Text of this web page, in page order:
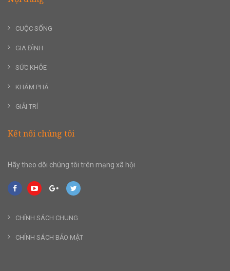
CUỘC SỐNG
GIA ĐÌNH
SỨC KHỎE
KHÁM PHÁ
GIẢI TRÍ
Kết nối chúng tôi
Hãy theo dõi chúng tôi trên mạng xã hội
CHÍNH SÁCH CHUNG
CHÍNH SÁCH BẢO MẬT